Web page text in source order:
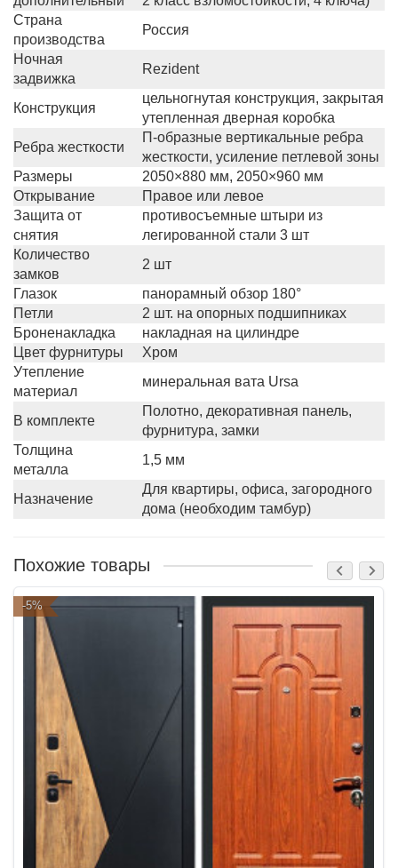
Страна
производства
Россия
Ночная
задвижка
Rezident
Конструкция
цельногнутая конструкция, закрытая
утепленная дверная коробка
Ребра жесткости
П-образные вертикальные ребра
жесткости, усиление петлевой зоны
Размеры
2050×880 мм, 2050×960 мм
Открывание
Правое или левое
Защита от
снятия
противосъемные штыри из
легированной стали 3 шт
Количество
замков
2 шт
Глазок
панорамный обзор 180°
Петли
2 шт. на опорных подшипниках
Броненакладка
накладная на цилиндре
Цвет фурнитуры
Хром
Утепление
материал
минеральная вата Ursa
В комплекте
Полотно, декоративная панель,
фурнитура, замки
Толщина
металла
1,5 мм
Назначение
Для квартиры, офиса, загородного
дома (необходим тамбур)
Похожие товары
-5%